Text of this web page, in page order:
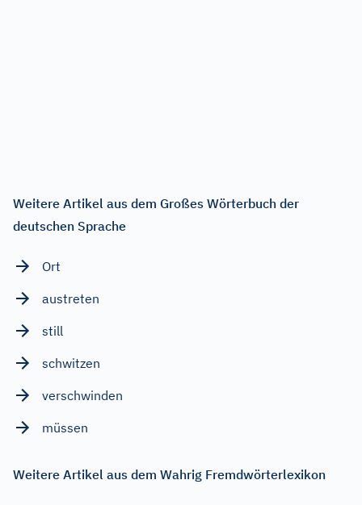
Weitere Artikel aus dem Großes Wörterbuch der
deutschen Sprache
Ort
austreten
still
schwitzen
verschwinden
müssen
Weitere Artikel aus dem Wahrig Fremdwörterlexikon